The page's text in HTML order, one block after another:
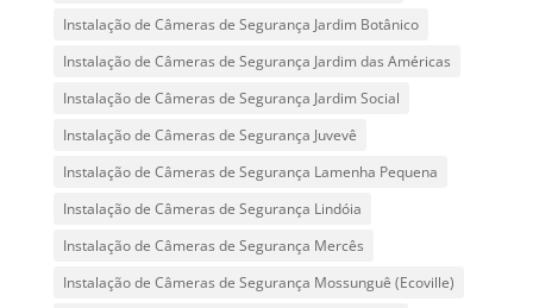
Instalação de Câmeras de Segurança Jardim Botânico
Instalação de Câmeras de Segurança Jardim das Américas
Instalação de Câmeras de Segurança Jardim Social
Instalação de Câmeras de Segurança Juvevê
Instalação de Câmeras de Segurança Lamenha Pequena
Instalação de Câmeras de Segurança Lindóia
Instalação de Câmeras de Segurança Mercês
Instalação de Câmeras de Segurança Mossunguê (Ecoville)